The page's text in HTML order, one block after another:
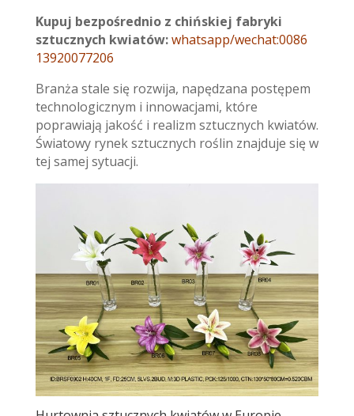
Kupuj bezpośrednio z chińskiej fabryki
sztucznych kwiatów:whatsapp/wechat:0086
13920077206
Branża stale się rozwija, napędzana postępem
technologicznym i innowacjami, które
poprawiają jakość i realizm sztucznych kwiatów.
Światowy rynek sztucznych roślin znajduje się w
tej samej sytuacji.